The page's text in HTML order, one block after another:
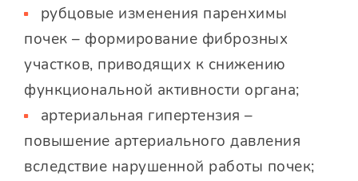
рубцовые изменения паренхимы
почек – формирование фиброзных
участков, приводящих к снижению
функциональной активности органа;
артериальная гипертензия –
повышение артериального давления
вследствие нарушенной работы почек;